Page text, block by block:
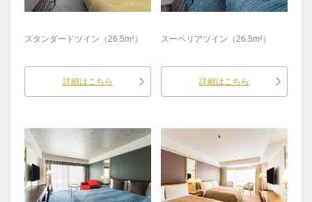
スタンダードツイン（26.5m²）
詳細はこちら
スーペリアツイン（26.5m²）
詳細はこちら